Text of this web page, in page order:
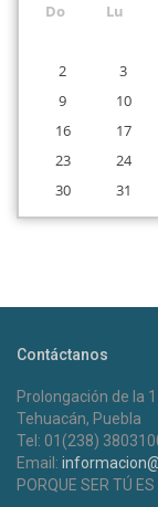
Do Lu
2
3
9
10
16
17
23
24
30
31
Contáctanos
Prolongación de la
Tehuacán, Puebla
Tel: 01(238)
Email:
PORQUE SER TÚ